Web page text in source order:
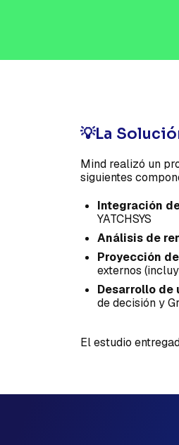
💡La
Mind realizó un
siguientes
Integración
YATCHSYS
Análisis de
Proyección
externos
Desarrollo de
de decisión y
El estudio